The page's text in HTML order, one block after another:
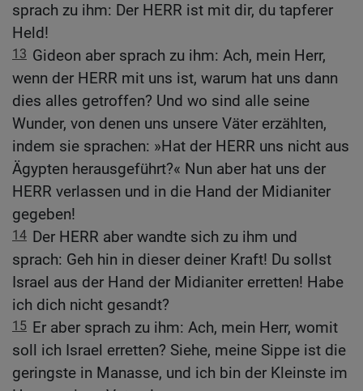
sprach zu ihm: Der HERR ist mit dir, du tapferer
Held!
13 Gideon aber sprach zu ihm: Ach, mein Herr,
wenn der HERR mit uns ist, warum hat uns dann
dies alles getroffen? Und wo sind alle seine
Wunder, von denen uns unsere Väter erzählten,
indem sie sprachen: »Hat der HERR uns nicht aus
Ägypten herausgeführt?« Nun aber hat uns der
HERR verlassen und in die Hand der Midianiter
gegeben!
14 Der HERR aber wandte sich zu ihm und
sprach: Geh hin in dieser deiner Kraft! Du sollst
Israel aus der Hand der Midianiter erretten! Habe
ich dich nicht gesandt?
15 Er aber sprach zu ihm: Ach, mein Herr, womit
soll ich Israel erretten? Siehe, meine Sippe ist die
geringste in Manasse, und ich bin der Kleinste im